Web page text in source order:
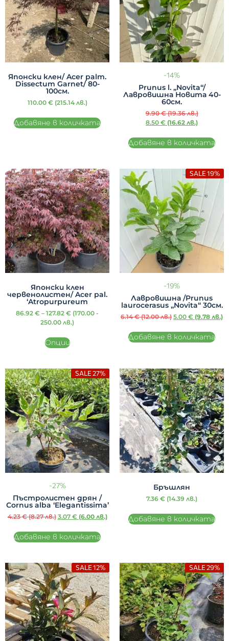
Японски клен/ Acer palm.
Dissectum Garnet/ 80-
100см.
110.00 € (215.14 лв.)
Добавяне в количката
-14%
Prunus l. „Novita“/
Лавровишна Новита 40-
60см.
9.90€ (19.36 лв.)
8.50 € (16.62 лв.)
Добавяне в количката
Японски клен
червенолистен/ Acer pal.
‘Atropurpureum
86.92 € – 127.82 € (170.00 -
250.00 лв.)
Опции
-19%
Лавровишна /Prunus
laurocerasus „Novita“ 30см.
SALE 19%
6.14€ (12.00 лв.) 5.00 € (9.78 лв.)
Добавяне в количката
-27%
Пъстролистен дрян /
Cornus alba ‘Elegantissima’
SALE 27%
4.23€ (8.27 лв.) 3.07 € (6.00 лв.)
Добавяне в количката
Бръшлян
7.36 € (14.39 лв.)
Добавяне в количката
SALE 12% SALE 29%